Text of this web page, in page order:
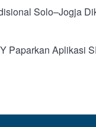
Solo–Jogja
Paparkan Aplikasi